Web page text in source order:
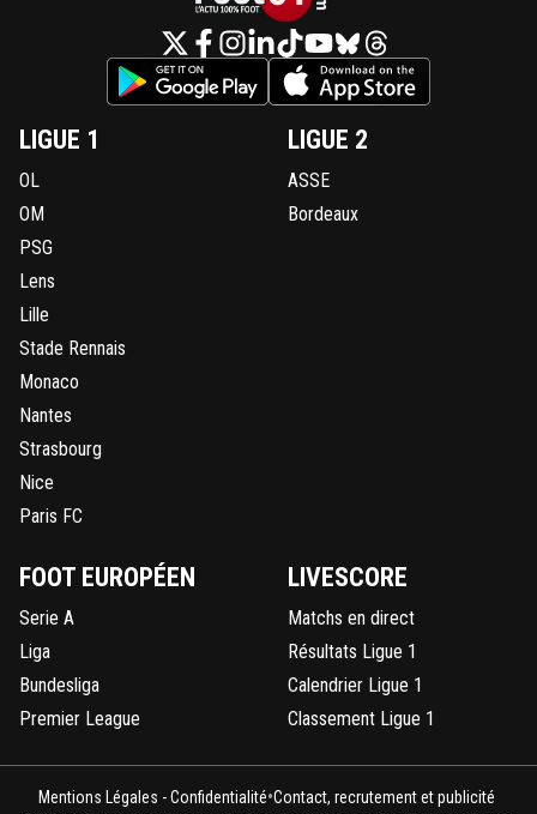
LIGUE 1
OL
OM
PSG
Lens
Lille
Stade Rennais
Monaco
Nantes
Strasbourg
Nice
Paris FC
LIGUE 2
ASSE
Bordeaux
FOOT EUROPÉEN
Serie A
Liga
Bundesliga
Premier League
LIVESCORE
Matchs en direct
Résultats Ligue 1
Calendrier Ligue 1
Classement Ligue 1
Mentions Légales - Confidentialité•Contact, recrutement et publicité